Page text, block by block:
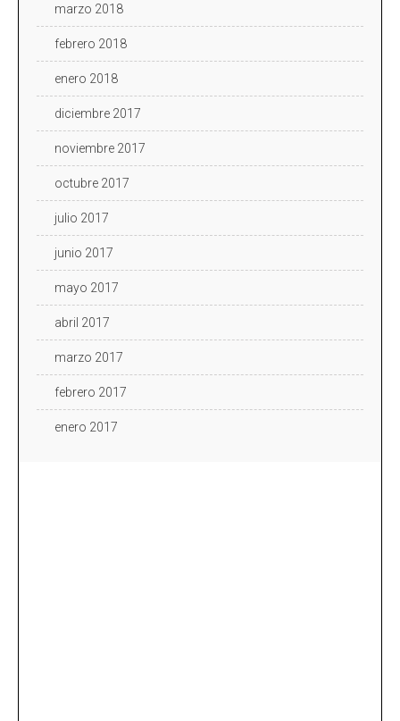
marzo 2018
febrero 2018
enero 2018
diciembre 2017
noviembre 2017
octubre 2017
julio 2017
junio 2017
mayo 2017
abril 2017
marzo 2017
febrero 2017
enero 2017